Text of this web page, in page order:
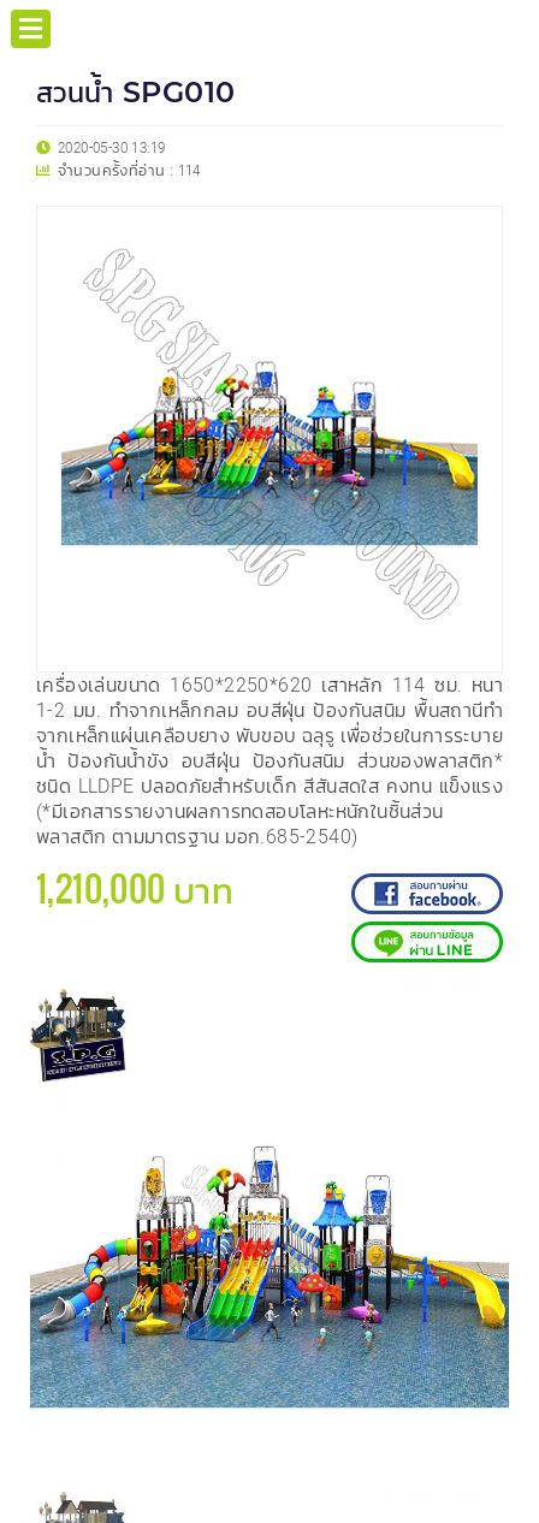
สวนน้ำ SPG010
2020-05-30 13:19
จำนวนครั้งที่อ่าน : 114
เครื่องเล่นขนาด 1650*2250*620 เสาหลัก 114 ซม. หนา
1-2 มม. ทำจากเหล็กกลม อบสีฝุ่น ป้องกันสนิม พื้นสถานีทำ
จากเหล็กแผ่นเคลือบยาง พับขอบ ฉลุรู เพื่อช่วยในการระบาย
น้ำ ป้องกันน้ำขัง อบสีฝุ่น ป้องกันสนิม ส่วนของพลาสติก*
ชนิด LLDPE ปลอดภัยสำหรับเด็ก สีสันสดใส คงทน แข็งแรง
(*มีเอกสารรายงานผลการทดสอบโลหะหนักในชิ้นส่วน
พลาสติก ตามมาตรฐาน มอก.685-2540)
1,210,000 บาท